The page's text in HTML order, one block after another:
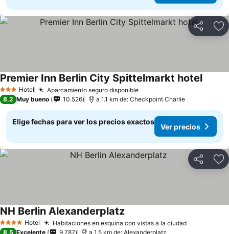
Compartir
3 Estrellas
Hotel Aparcamiento seguro disponible
Premier Inn Berlin City Spittelmarkt hotel
8,2 Muy bueno 10.526 a 1.1 km de: Checkpoint Charlie
Elige fechas para ver los precios exactos
Ver precios
Compartir
4 EstrellasHotel Habitaciones en esquina con vistas a la ciudad
NH Berlin Alexanderplatz
8,5 Excelente 9.787 a 1.5 km de: Alexanderplatz